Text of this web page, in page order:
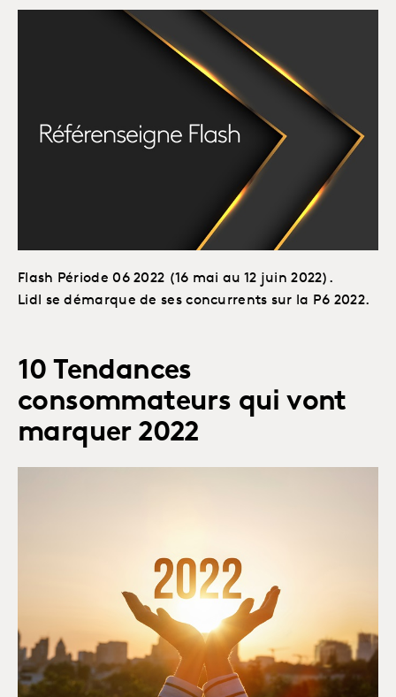
Flash Période 06 2022 (16 mai au 12 juin 2022).
Lidl se démarque de ses concurrents sur la P6 2022.
10 Tendances
consommateurs qui vont
marquer 2022